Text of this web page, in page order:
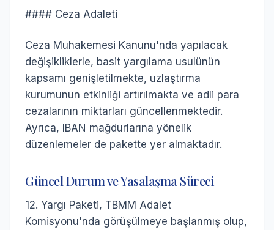
#### Ceza Adaleti
Ceza Muhakemesi Kanunu'nda yapılacak
değişikliklerle, basit yargılama usulünün
kapsamı genişletilmekte, uzlaştırma
kurumunun etkinliği artırılmakta ve adli para
cezalarının miktarları güncellenmektedir.
Ayrıca, IBAN mağdurlarına yönelik
düzenlemeler de pakette yer almaktadır.
Güncel Durum ve Yasalaşma Süreci
12. Yargı Paketi, TBMM Adalet
Komisyonu'nda görüşülmeye başlanmış olup,